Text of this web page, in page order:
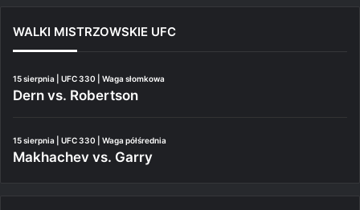
WALKI MISTRZOWSKIE UFC
15 sierpnia | UFC 330 | Waga słomkowa
Dern vs. Robertson
15 sierpnia | UFC 330 | Waga półśrednia
Makhachev vs. Garry